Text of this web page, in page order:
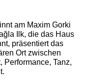
am Maxim Gorki
Ilk, die das Haus
präsentiert das
Ort zwischen
Performance, Tanz,